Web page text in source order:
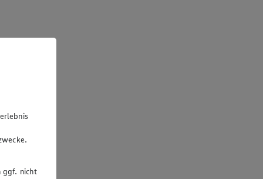
ggf. nicht